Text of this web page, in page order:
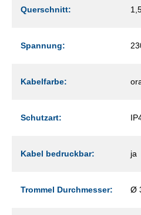
Querschnitt:
Spannung:
Kabelfarbe:
Schutzart:
Kabel bedruckbar: ja
Trommel Durchmesser: Ø